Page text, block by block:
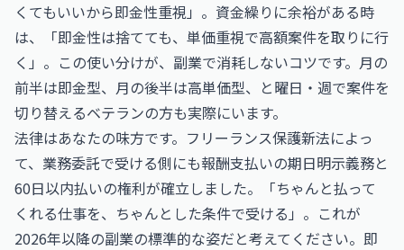
くてもいいから即金性重視」。資金繰りに余裕がある時
は、「即金性は捨てても、単価重視で高額案件を取りに行
く」。この使い分けが、副業で消耗しないコツです。月の
前半は即金型、月の後半は高単価型、と曜日・週で案件を
切り替えるベテランの方も実際にいます。
法律はあなたの味方です。フリーランス保護新法によっ
て、業務委託で受ける側にも報酬支払いの期日明示義務と
60日以内払いの権利が確立しました。「ちゃんと払って
くれる仕事を、ちゃんとした条件で受ける」。これが
2026年以降の副業の標準的な姿だと考えてください。即